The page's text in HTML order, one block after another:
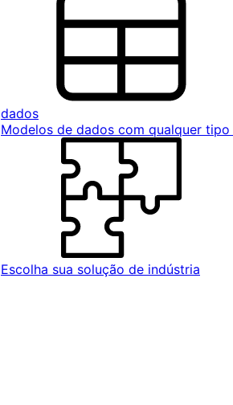
dados
Modelos de dados com qualquer
Escolha sua solução de indústria